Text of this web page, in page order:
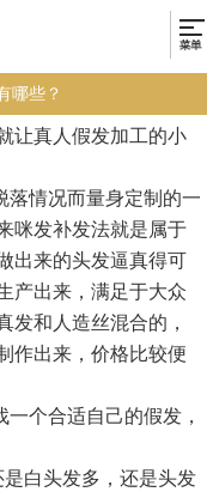
哪些？
让真人假发加工的小
落情况而量身定制的一
咪发补发法就是属于
出来的头发逼真得可
产出来，满足于大众
发和人造丝混合的，
作出来，价格比较便
个合适自己的假发，
白头发多，还是头发